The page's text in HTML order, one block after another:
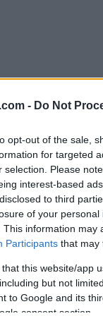
- Do Not
opt-out of the sale,
for targeted
selection. Please
interest-based
to third
of your personal
This information may
Participants that may
that this website/app
but not
to Google and its
consent section.
første
VM-
på
min
18.02.2024
Bouchet gikk
inn på siste
seg over munnen
Da ble hun